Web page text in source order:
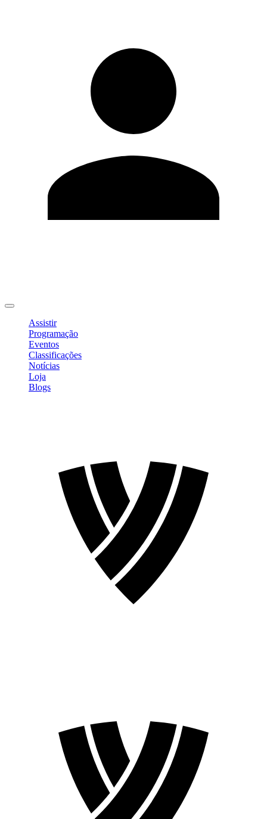
Assistir
Programação
Eventos
Classificações
Notícias
Loja
Blogs